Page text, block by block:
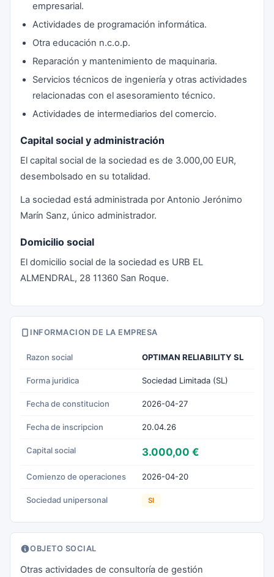
empresarial.
Actividades de programación informática.
Otra educación n.c.o.p.
Reparación y mantenimiento de maquinaria.
Servicios técnicos de ingeniería y otras actividades
relacionadas con el asesoramiento técnico.
Actividades de intermediarios del comercio.
Capital social y administración
El capital social de la sociedad es de 3.000,00 EUR,
desembolsado en su totalidad.
La sociedad está administrada por Antonio Jerónimo
Marín Sanz, único administrador.
Domicilio social
El domicilio social de la sociedad es URB EL
ALMENDRAL, 28 11360 San Roque.
INFORMACION DE LA EMPRESA
Razon social OPTIMAN RELIABILITY SL
Forma juridica Sociedad Limitada (SL)
Fecha de constitucion 2026-04-27
Fecha de inscripcion 20.04.26
Capital social 3.000,00 €
Comienzo de operaciones 2026-04-20
Sociedad unipersonal SI
OBJETO SOCIAL
Otras actividades de consultoría de gestión